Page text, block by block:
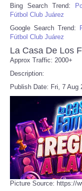
Bing Search Trend:
Fútbol Club Juárez
Google Search Trend:
Fútbol Club Juárez
La Casa De Los
Approx Traffic: 2000+
Description:
Publish Date: Fri, 7 Aug
Picture Source: https://